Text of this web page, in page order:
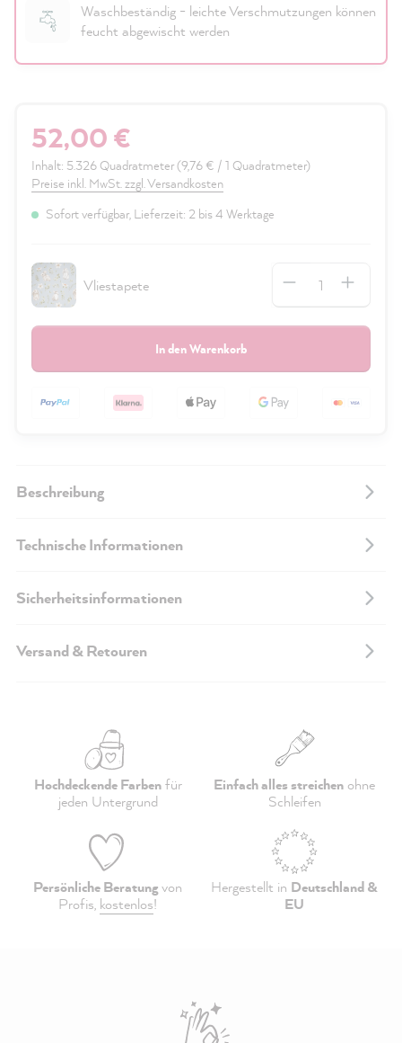
Waschbeständig - leichte Verschmutzungen können
feucht abgewischt werden
52,00 €
Inhalt: 5.326 Quadratmeter(9,76 € / 1 Quadratmeter)
Preise inkl. MwSt. zzgl. Versandkosten
Sofort verfügbar, Lieferzeit: 2 bis 4 Werktage
Vliestapete
In den Warenkorb
Beschreibung
Technische Informationen
Sicherheitsinformationen
Versand & Retouren
Hochdeckende Farbenfür
jeden Untergrund
Einfach alles streichen ohne
Schleifen
Persönliche Beratungvon
Profis, kostenlos!
Hergestellt in Deutschland &
EU